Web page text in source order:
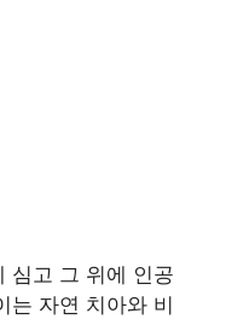
심고 그 위에 인공
는 자연 치아와 비